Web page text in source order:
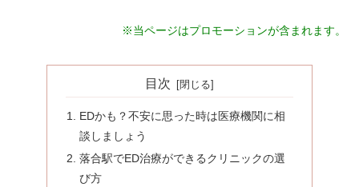
※当ページはプロモーションが含まれます。
目次
EDかも？不安に思った時は医療機関に相
談しましょう
落合駅でED治療ができるクリニックの選
び方